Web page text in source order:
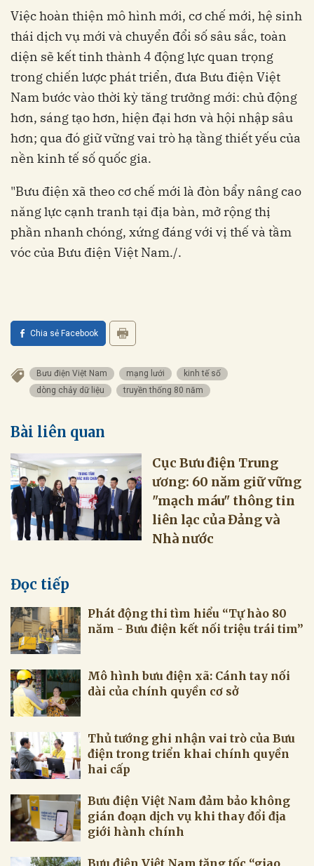
Việc hoàn thiện mô hình mới, cơ chế mới, hệ sinh
thái dịch vụ mới và chuyển đổi số sâu sắc, toàn
diện sẽ kết tinh thành 4 động lực quan trọng
trong chiến lược phát triển, đưa Bưu điện Việt
Nam bước vào thời kỳ tăng trưởng mới: chủ động
hơn, sáng tạo hơn, hiện đại hơn và hội nhập sâu
hơn; qua đó giữ vững vai trò hạ tầng thiết yếu của
nền kinh tế số quốc gia.
"Bưu điện xã theo cơ chế mới là đòn bẩy nâng cao
năng lực cạnh tranh tại địa bàn, mở rộng thị
phần nhanh chóng, xứng đáng với vị thế và tầm
vóc của Bưu điện Việt Nam./.
Chia sẻ Facebook
Bưu điện Việt Nam mạng lưới
kinh tế số
dòng chảy dữ liệu
truyền thống 80 năm
Bài liên quan
Cục Bưu điện Trung
ương: 60 năm giữ vững
"mạch máu" thông tin
liên lạc của Đảng và
Nhà nước
Đọc tiếp
Phát động thi tìm hiểu “Tự hào 80
năm - Bưu điện kết nối triệu trái tim”
Mô hình bưu điện xã: Cánh tay nối
dài của chính quyền cơ sở
Thủ tướng ghi nhận vai trò của Bưu
điện trong triển khai chính quyền
hai cấp
Bưu điện Việt Nam đảm bảo không
gián đoạn dịch vụ khi thay đổi địa
giới hành chính
Bưu điện Việt Nam tăng tốc “giao